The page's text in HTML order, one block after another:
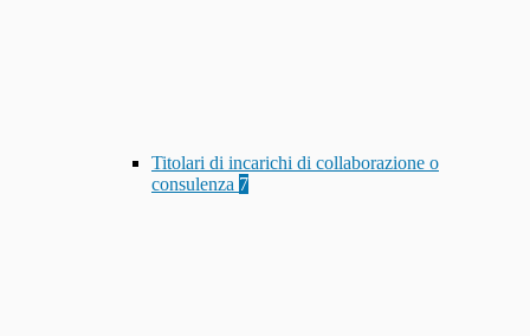
Titolari di incarichi di collaborazione o
consulenza 7